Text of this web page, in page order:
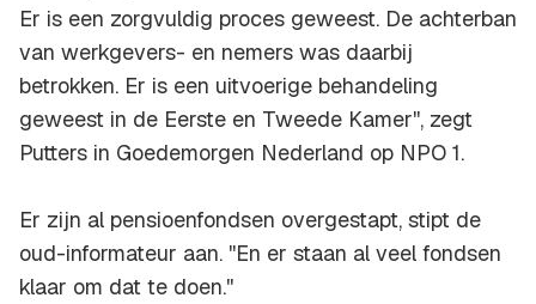
Er is een zorgvuldig proces geweest. De achterban
van werkgevers- en nemers was daarbij
betrokken. Er is een uitvoerige behandeling
geweest in de Eerste en Tweede Kamer'', zegt
Putters in Goedemorgen Nederland op NPO 1.
Er zijn al pensioenfondsen overgestapt, stipt de
oud-informateur aan. ''En er staan al veel fondsen
klaar om dat te doen.''